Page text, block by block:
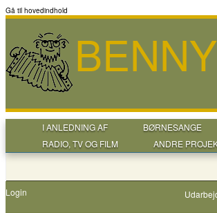
Gå til hovedindhold
I ANLEDNING AF BØRNESANGE
RADIO, TV OG FILM
ANDRE
Login